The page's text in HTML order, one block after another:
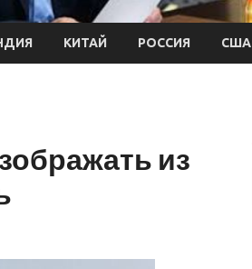
КИТАЙ РОССИЯ США
из